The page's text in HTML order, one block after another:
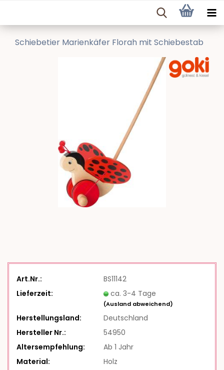
Schiebetier Marienkäfer Florah mit Schiebestab
Art.Nr.:
BS11142
Lieferzeit:
ca. 3-4 Tage
(Ausland abweichend)
Herstellungsland:
Deutschland
Hersteller Nr.:
54950
Altersempfehlung:
Ab 1 Jahr
Material:
Holz